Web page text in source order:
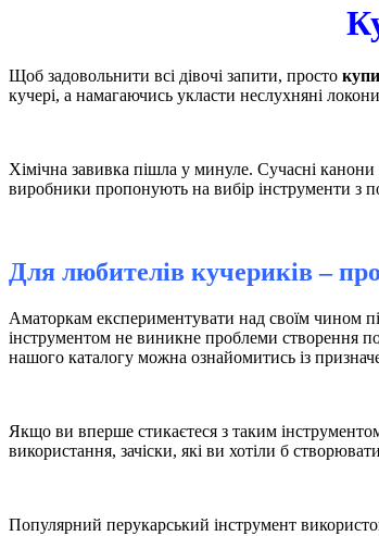
Щоб задовольнити всі дівочі запити, просто
кучері, а намагаючись укласти неслухняні
Хімічна завивка пішла у минуле. Сучасні
виробники пропонують на вибір інструменти з
Для любителів кучериків –
Аматоркам експериментувати над своїм чином
інструментом не виникне проблеми створення
нашого каталогу можна ознайомитись із
Якщо ви вперше стикаєтеся з таким
використання, зачіски, які ви хотіли б
Популярний перукарський інструмент